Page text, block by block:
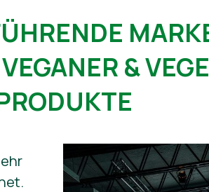
&